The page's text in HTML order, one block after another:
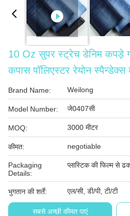
10 Oz सुपर स्ट्रेच डेनिम कपड़े
कपास पॉलिएस्टर रेयोन
Brand Name: Weilong
Model Number: जे0407सी
MOQ: 3000 मीटर
कीमत: negotiable
Packaging
Details:
प्लास्टिक की फिल्म से
भुगतान की शर्तें: एल/सी, डी/पी, टी/टी
सबसे अच्छी कीमत पाएं